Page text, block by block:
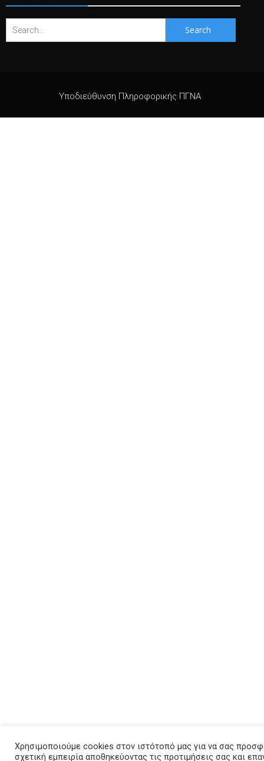
for:
Υποδιεύθυνση Πληροφορικής ΠΓΝΑ
Χρησιμοποιούμε cookies στον ιστότοπό μας για να σας
σχετική εμπειρία αποθηκεύοντας τις προτιμήσεις σας και